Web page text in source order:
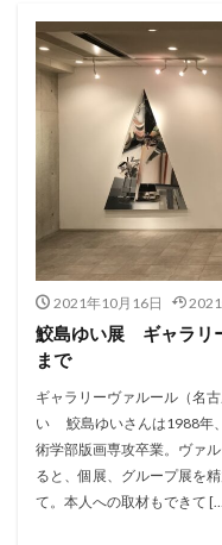
2021年10月16日
鮫島ゆい展 ギャラリ
まで
ギャラリーヴァルール（名
い 鮫島ゆいさんは1988年
術学部版画専攻卒業。ヴァ
ると、個展、グループ展を
て。本人への取材もできて